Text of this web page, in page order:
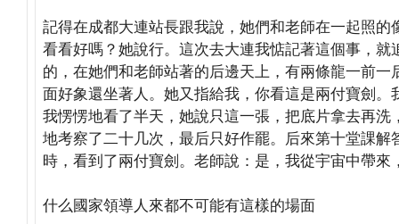
記得在成都大連站長跟我說，她們和老師在一起照
看看好嗎？她說行。這次去大連我惦記著這個事，
的，在她們和老師站著的后邊天上，有兩條龍一前
面好象還坐著人。她又指給我，你看這是兩付寶劍
我愣愣地看了半天，她說只這一張，把底片拿去再
地考察了二十几次，最后只好作罷。后來第十堂課
時，看到了兩付寶劍。老師說：是，我從宇宙中帶來
什么國家領導人來都不可能有這樣的場面